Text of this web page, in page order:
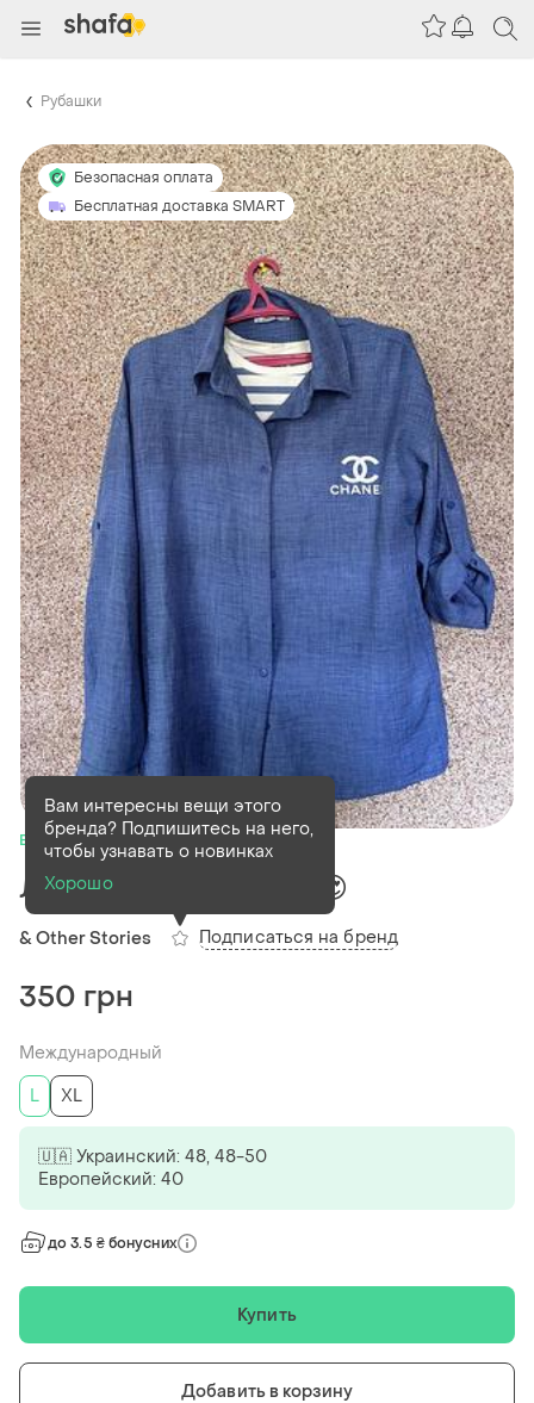
Рубашки
Безопасная оплата
Бесплатная доставка SMART
В наличии1 шт
Легка літня сорочка 😍
& Other Stories
Вам интересны вещи этого
бренда? Подпишитесь на него,
чтобы узнавать о новинках
Хорошо
Подписаться на бренд
350 грн
Международный
L
XL
🇺🇦 Украинский: 48, 48-50
Европейский: 40
до 3.5 ₴ бонусних
Купить
Добавить в корзину